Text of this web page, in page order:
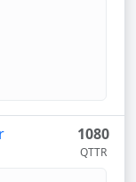
1080
QTTR